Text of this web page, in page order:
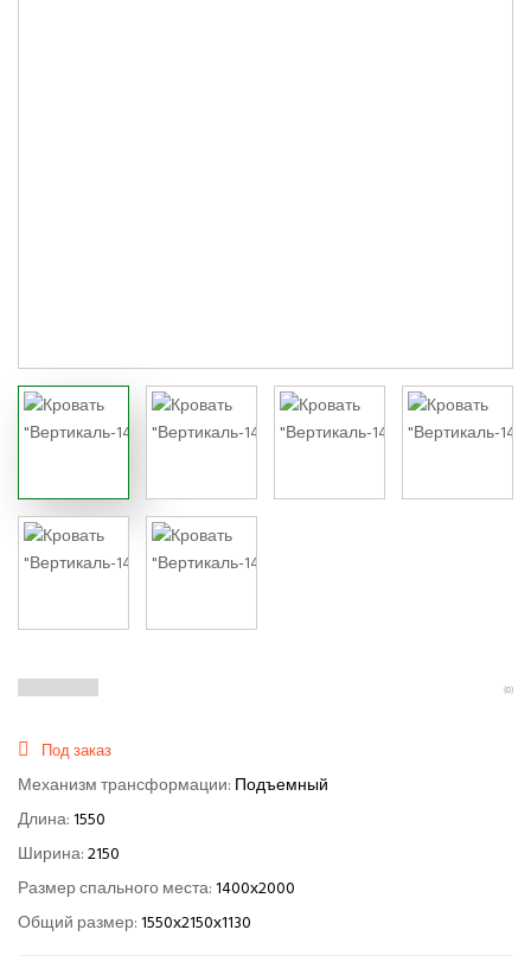
(0)
Под заказ
Механизм трансформации: Подъемный
Длина:1550
Ширина:2150
Размер спального места:1400х2000
Общий размер:1550х2150х1130